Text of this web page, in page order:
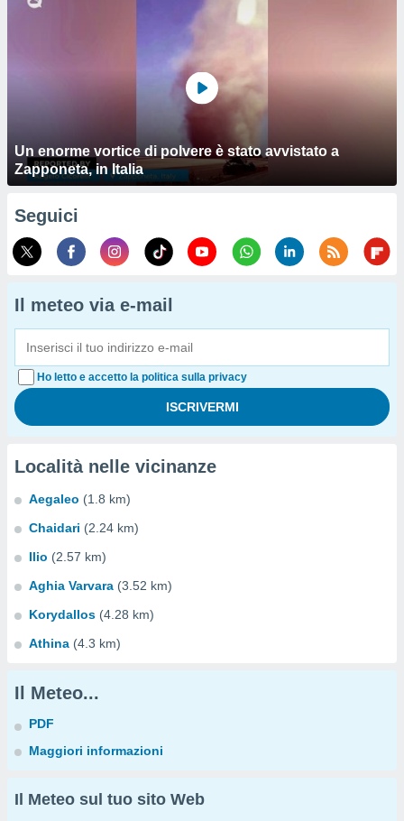
Un enorme vortice di polvere è stato avvistato a
Zapponeta, in Italia
Seguici
Il meteo via e-mail
Ho letto e accetto la politica sulla privacy
Località nelle vicinanze
Aegaleo (1.8 km)
Chaidari (2.24 km)
Ilio (2.57 km)
Aghia Varvara (3.52 km)
Korydallos (4.28 km)
Athina (4.3 km)
Il Meteo...
PDF
Maggiori informazioni
Il Meteo sul tuo sito Web